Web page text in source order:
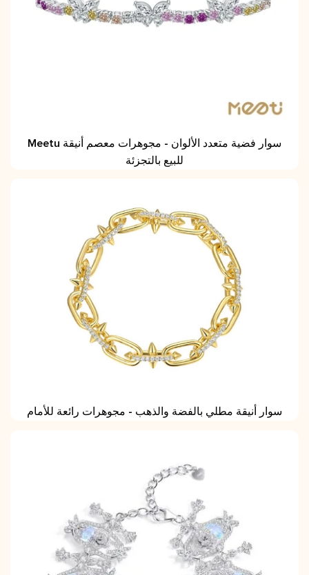
Meetu سوار فضية متعدد الألوان - مجوهرات معصم أنيقة
للبيع بالتجزئة
سوار أنيقة مطلي بالفضة والذهب - مجوهرات رائعة للأمام